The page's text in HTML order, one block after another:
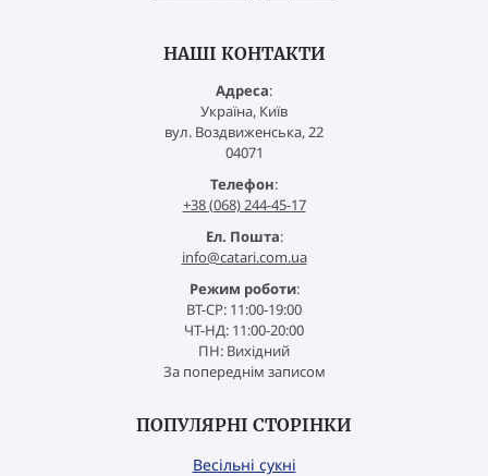
НАШІ КОНТАКТИ
Адреса:
Україна, Київ
вул. Воздвиженська, 22
04071
Телефон:
+38 (068) 244-45-17
Ел. Пошта:
info@catari.com.ua
Режим роботи:
ВТ-СР: 11:00-19:00
ЧТ-НД: 11:00-20:00
ПН: Вихідний
За попереднім записом
ПОПУЛЯРНІ СТОРІНКИ
Весільні сукні